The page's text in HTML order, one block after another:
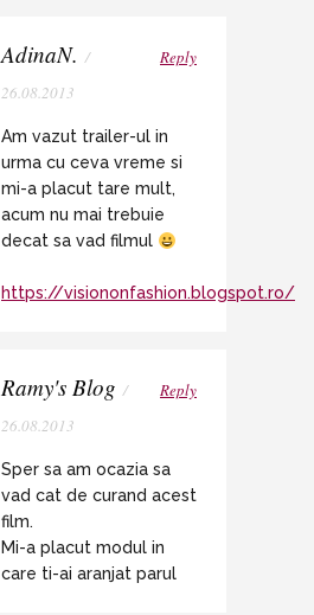
AdinaN. /
26.08.2013
Reply
Am vazut trailer-ul in
urma cu ceva vreme si
mi-a placut tare mult,
acum nu mai trebuie
decat sa vad filmul
https://visiononfashion.blogspot.ro/
Ramy's Blog /
26.08.2013
Reply
Sper sa am ocazia sa
vad cat de curand acest
film.
Mi-a placut modul in
care ti-ai aranjat parul